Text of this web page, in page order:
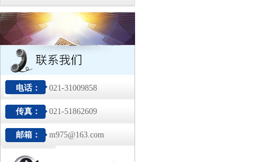
电话： 021-31009858
传真： 021-51862609
邮箱： m975@163.com